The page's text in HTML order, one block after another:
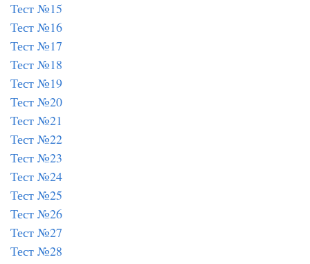
Тест №15
Тест №16
Тест №17
Тест №18
Тест №19
Тест №20
Тест №21
Тест №22
Тест №23
Тест №24
Тест №25
Тест №26
Тест №27
Тест №28